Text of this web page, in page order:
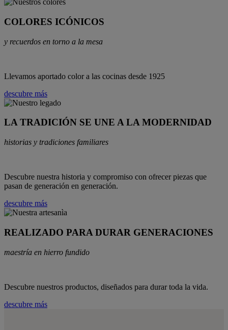
COLORES ICÓNICOS
y recuerdos en torno a la mesa
Llevamos aportado color a las cocinas desde 1925
descubre más
LA TRADICIÓN SE UNE A LA MODERNIDAD
historias y tradiciones familiares
Descubre nuestra historia y compromiso con ofrecer piezas que
pasan de generación en generación.
descubre más
REALIZADO PARA DURAR GENERACIONES
maestría en hierro fundido
Descubre nuestros productos, diseñados para durar toda la vida.
descubre más